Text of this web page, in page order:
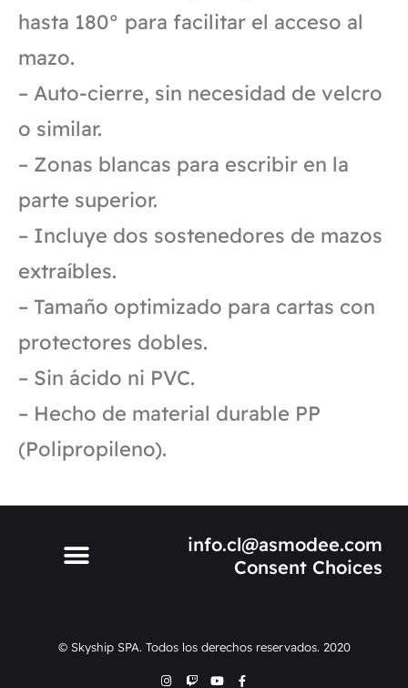
hasta 180° para facilitar el acceso al
mazo.
– Auto-cierre, sin necesidad de velcro
o similar.
– Zonas blancas para escribir en la
parte superior.
– Incluye dos sostenedores de mazos
extraíbles.
– Tamaño optimizado para cartas con
protectores dobles.
– Sin ácido ni PVC.
– Hecho de material durable PP
(Polipropileno).
info.cl@asmodee.com
Consent Choices
© Skyship SPA. Todos los derechos reservados. 2020